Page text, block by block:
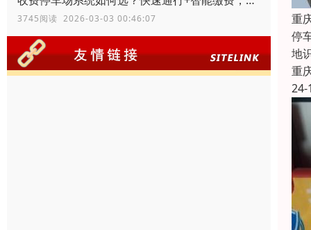
3745阅读 2026-03-03 00:46:07
重
停
地
重
24-